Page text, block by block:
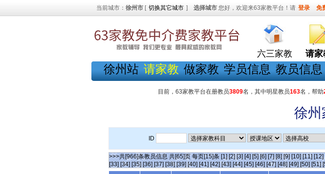
当前城市： 徐州市 [ 切换其它城市 ] 选择城市 您好，欢迎来63家教平台！请 登录 免
六三家教 请家
徐州站 请家教 做家教 学员信息 教员信息
目前，63家教平台在册教员3809名，其中明星教员163名，帮助
徐州
ID
>>>共[966]条教员信息 共[65]页 每页[15]条 [1] [2] [3] [4] [5] [6] [7] [8] [9] [10] [11] [12]
[33] [34] [35] [36] [37] [38] [39] [40] [41] [42] [43] [44] [45] [46] [47] [48] [49] [50] [51]